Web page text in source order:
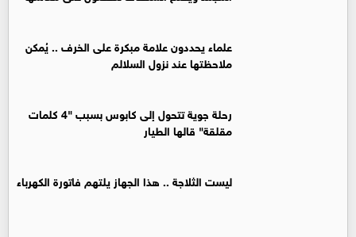
علماء يحددون علامة مبكرة على الخرف .. يُمكن
ملاحظتها عند نزول السلالم
رحلة جوية تتحول إلى كابوس بسبب "4 كلمات
مقلقة" قالها الطيار
ليست الثلاجة .. هذا الجهاز يلتهم فاتورة الكهرباء